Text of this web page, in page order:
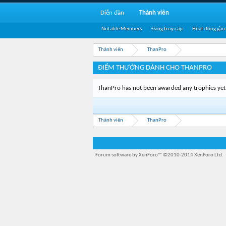
Thành viên ThanPro
ĐIỂM THƯỞNG DÀNH CHO THANPRO
ThanPro has not been awarded any trophies
Thành viên ThanPro
Diễn đàn Thành viên
Notable Members Đang truy cập Hoạt động gần
Forum software by XenForo™ ©2010-2014 XenForo Ltd.